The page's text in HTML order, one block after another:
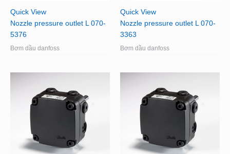
Quick View
Nozzle pressure outlet L 070-
5376
Bơm dầu danfoss
Quick View
Nozzle pressure outlet L 070-
3363
Bơm dầu danfoss